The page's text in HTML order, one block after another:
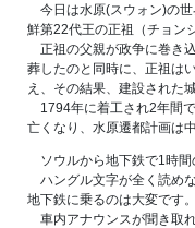
今日は水原(スウォン)の世
鮮第22代王の正祖（チョン
正祖の父親が政争に巻き
葬したのと同時に、正祖は
え、その結果、建設された
1794年に着工され2年間
亡くなり、水原遷都計画は
ソウルから地下鉄で1時間
ハングル文字が全く読め
地下鉄に乗るのは大変です。
車内アナウンスが聞き取